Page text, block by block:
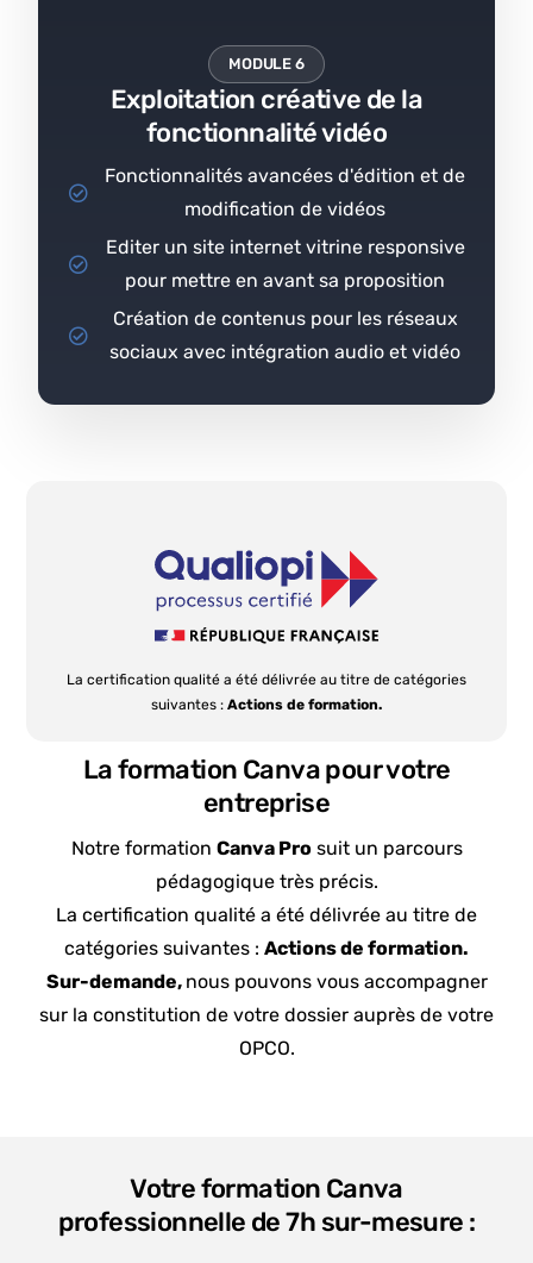
MODULE 6
Exploitation créative de la
fonctionnalité vidéo
Fonctionnalités avancées d'édition et de
modification de vidéos
Editer un site internet vitrine responsive
pour mettre en avant sa proposition
Création de contenus pour les réseaux
sociaux avec intégration audio et vidéo
La certification qualité a été délivrée au titre de catégories
suivantes : Actions de formation.
La formation Canva pour votre
entreprise
Notre formation Canva Prosuit un parcours
pédagogique très précis.
La certification qualité a été délivrée au titre de
catégories suivantes : Actions de formation.
Sur-demande, nous pouvons vous accompagner
sur la constitution de votre dossier auprès de votre
OPCO.
Votre formation Canva
professionnelle de 7h sur-mesure :